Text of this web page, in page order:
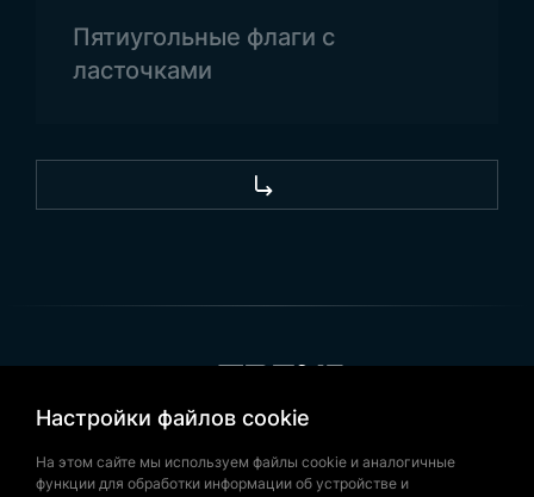
церемониях, военных парадах и других
военных мероприятиях.
Bayrak”.
Посетите нас через Google Карты!
Пятиугольные флаги с
ласточками
+90 532 646 60 58
(212) 475 28 00
Настройки файлов cookie
На этом сайте мы используем файлы cookie и аналогичные
функции для обработки информации об устройстве и